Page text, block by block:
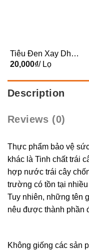
Tiêu Đen Xay Dh
45g
20,000₫/ Lọ
Description
Reviews (0)
Thực phẩm bảo vệ
khác là Tinh chất trái
hợp nước trái cây
trường có tồn tại
Tuy nhiên, những tên
nêu được thành phần
Không giống các sản